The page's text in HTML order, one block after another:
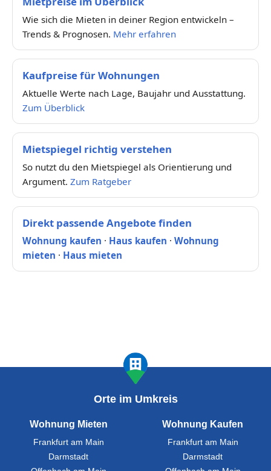
Wie sich die Mieten in deiner Region entwickeln –
Trends & Prognosen. Mehr erfahren
Kaufpreise für Wohnungen
Aktuelle Werte nach Lage, Baujahr und Ausstattung.
Zum Überblick
Mietspiegel richtig verstehen
So nutzt du den Mietspiegel als Orientierung und
Argument. Zum Ratgeber
Direkt passende Angebote finden
Wohnung kaufen · Haus kaufen · Wohnung
mieten · Haus mieten
Orte im Umkreis
Wohnung Mieten
Frankfurt am Main
Darmstadt
Wohnung Kaufen
Frankfurt am Main
Darmstadt